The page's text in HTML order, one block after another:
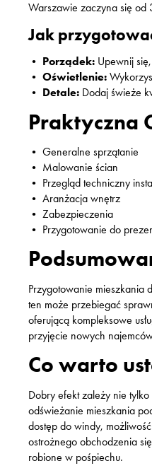
Warszawie zaczyna się od
Jak
• Porządek: Upewnij
•Oświetlenie:
• Detale: Dodaj świeże
Praktyczna
• Generalne sprzątanie
• Malowanie ścian
• Przegląd techniczny
• Aranżacja wnętrz
• Zabezpieczenia
• Przygotowanie do
Przygotowanie mieszkania
ten może przebiegać
oferującą kompleksowe
przyjęcie nowych
Co warto
Dobry efekt zależy nie
odświeżanie mieszkania
dostęp do windy,
ostrożnego obchodzenia
robione w pośpiechu.